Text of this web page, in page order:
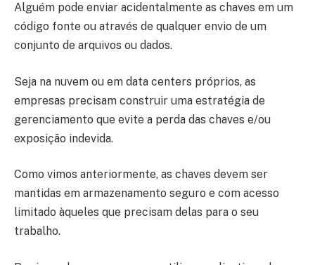
Alguém pode enviar acidentalmente as chaves em um
código fonte ou através de qualquer envio de um
conjunto de arquivos ou dados.
Seja na nuvem ou em data centers próprios, as
empresas precisam construir uma estratégia de
gerenciamento que evite a perda das chaves e/ou
exposição indevida.
Como vimos anteriormente, as chaves devem ser
mantidas em armazenamento seguro e com acesso
limitado àqueles que precisam delas para o seu
trabalho.